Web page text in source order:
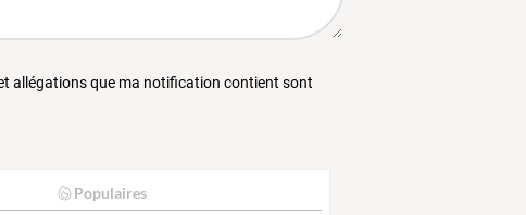
allégations que ma notification contient sont
Populaires